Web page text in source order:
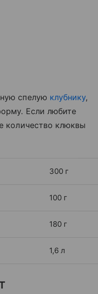
спелую клубнику,
Если любите
количество клюквы
300 г
100 г
180 г
1,6 л